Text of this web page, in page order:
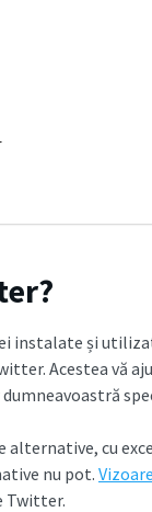
și
Acestea vă
cu
nu pot.
Twitter.